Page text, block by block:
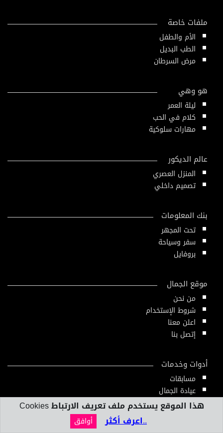
ملفات خاصة
الأم والطفل
الطب البديل
مرض السرطان
هو وهي
ليلة العمر
كلام في الحب
مهارات سلوكية
عالم الديكور
المنزل العصري
تصميم داخلي
بنك المعلومات
تحت المجهر
سفر وسياحة
بروفايل
موقع الجمال
من نحن
شروط الإستخدام
اعلن معنا
إتصل بنا
أدوات وخدمات
مسابقات
عيادة الجمال
دليل الجمال
أدوات ومقاييس
النشرة الإلكترونية
هذا الموقع يستخدم ملف تعريف الارتباط Cookies
..اعرف أكثر
أوافق